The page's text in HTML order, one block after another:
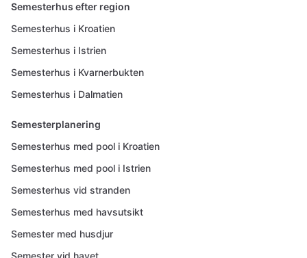
Semesterhus efter region
Semesterhus i Kroatien
Semesterhus i Istrien
Semesterhus i Kvarnerbukten
Semesterhus i Dalmatien
Semesterplanering
Semesterhus med pool i Kroatien
Semesterhus med pool i Istrien
Semesterhus vid stranden
Semesterhus med havsutsikt
Semester med husdjur
Semester vid havet